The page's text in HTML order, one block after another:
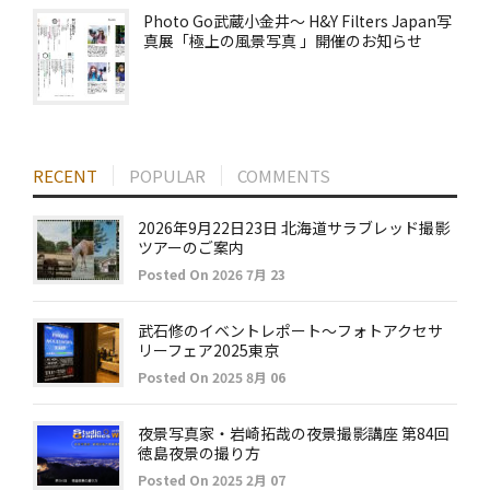
Photo Go武蔵小金井～ H&Y Filters Japan写
真展「極上の風景写真 」開催のお知らせ
RECENT POPULAR COMMENTS
2026年9月22日23日 北海道サラブレッド撮影
ツアーのご案内
Posted On 2026 7月 23
武石修のイベントレポート～フォトアクセサ
リーフェア2025東京
Posted On 2025 8月 06
夜景写真家・岩崎拓哉の夜景撮影講座 第84回
徳島夜景の撮り方
Posted On 2025 2月 07